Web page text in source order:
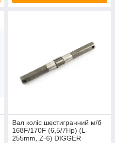
Вал коліс шестигранний м/б
168F/170F (6,5/7Hp) (L-
255mm, Z-6) DIGGER